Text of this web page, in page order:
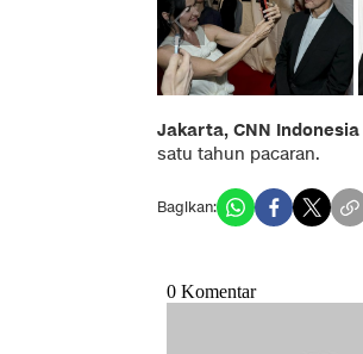
Jakarta, CNN Indonesia
satu tahun pacaran.
Bagikan: